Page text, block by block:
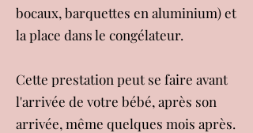
bocaux, barquettes en aluminium) et
la place dans le congélateur.
Cette prestation peut se faire avant
l'arrivée de votre bébé, après son
arrivée, même quelques mois après.